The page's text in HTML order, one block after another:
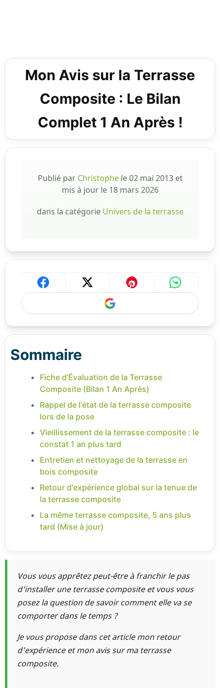
Mon Avis sur la Terrasse
Composite : Le Bilan
Complet 1 An Après !
Publié par Christophele02 mai 2013et
mis à jour le 18 mars 2026
dans la catégorie Univers de la terrasse
Sommaire
Fiche d'Évaluation de la Terrasse
Composite (Bilan 1 An Après)
Rappel de l'état de la terrasse composite
lors de la pose
Vieillissement de la terrasse composite : le
constat 1 an plus tard
Entretien et nettoyage de la terrasse en
bois composite
Retour d'expérience global sur la tenue de
la terrasse composite
La même terrasse composite, 5 ans plus
tard (Mise à jour)
Vous vous apprêtez peut-être à franchir le pas
d'installer une terrasse composite et vous vous
posez la question de savoir comment elle va se
comporter dans le temps ?
Je vous propose dans cet article mon retour
d'expérience et mon avis sur ma terrasse
composite.